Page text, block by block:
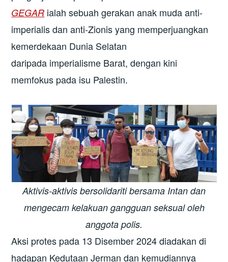
GEGAR ialah sebuah gerakan anak muda anti-
imperialis dan anti-Zionis yang memperjuangkan
kemerdekaan Dunia Selatan
daripada imperialisme Barat, dengan kini
memfokus pada isu Palestin.
Aktivis-aktivis bersolidariti bersama Intan dan
mengecam kelakuan gangguan seksual oleh
anggota polis.
Aksi protes pada 13 Disember 2024 diadakan di
hadapan Kedutaan Jerman dan kemudiannya